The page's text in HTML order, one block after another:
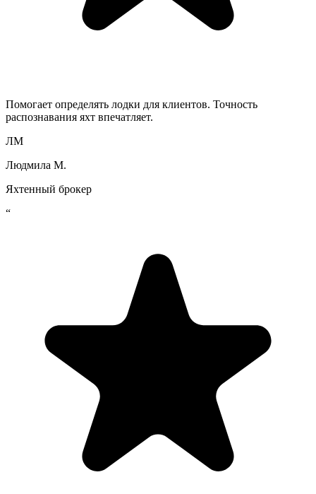
Помогает определять лодки для клиентов. Точность
распознавания яхт впечатляет.
ЛМ
Людмила М.
Яхтенный брокер
“